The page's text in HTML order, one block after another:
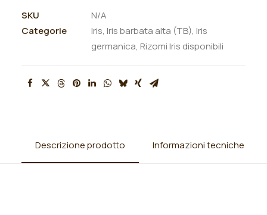
SKU
N/A
Categorie
Iris, Iris barbata alta (TB), Iris
germanica, Rizomi Iris disponibili
Descrizione prodotto Informazioni tecniche